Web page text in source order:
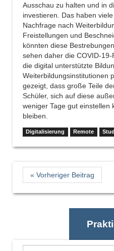
Ausschau zu halten und in
investieren. Das haben
Nachfrage nach
Freistellungen und
könnten diese
sehen daher die COVID-
die digital unterstützte
Weiterbildungsinstitutionen
gezeigt, dass große Teile
Schüler, sich auf diese
weniger Tage gut einstellen
bleiben.
Digitalisierung Remote
« Vorheriger Beitrag